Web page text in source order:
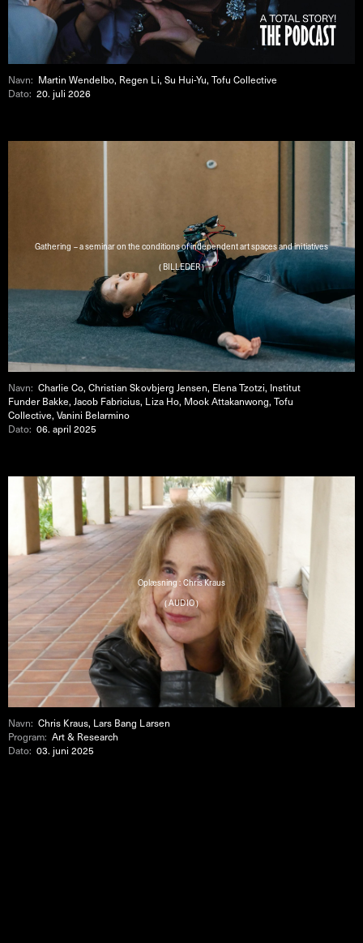
Navn: Martin Wendelbo, Regen Li, Su Hui-Yu, Tofu Collective
Dato:20. juli 2026
Gathering – a seminar on the conditions of independent art spaces and initiatives
( BILLEDER )
Navn:Charlie Co, Christian Skovbjerg Jensen, Elena Tzotzi, Institut
Funder Bakke, Jacob Fabricius, Liza Ho, Mook Attakanwong, Tofu
Collective, Vanini Belarmino
Dato:06. april 2025
Oplæsning : Chris Kraus
( AUDIO )
Navn:Chris Kraus, Lars Bang Larsen
Program:Art & Research
Dato:03. juni 2025